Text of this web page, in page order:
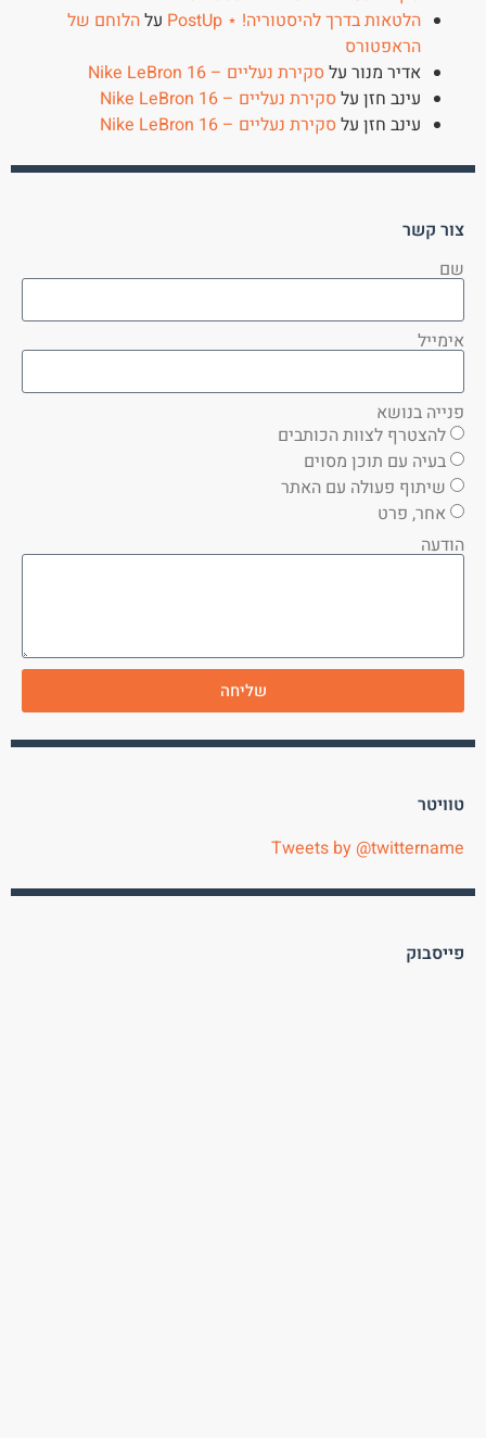
הלטאות בדרך להיסטוריה! ⋆ PostUp
עלהלוחם של
הראפטורס
אדיר מנור על סקירת נעליים – Nike LeBron 16
עינב חזן על סקירת נעליים – Nike LeBron 16
עינב חזן על סקירת נעליים – Nike LeBron 16
צור קשר
שם
אימייל
פנייה בנושא
להצטרף לצוות הכותבים
בעיה עם תוכן מסוים
שיתוף פעולה עם האתר
אחר, פרט
הודעה
שליחה
טוויטר
Tweets by @twittername
פייסבוק